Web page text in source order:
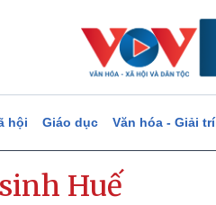
hội Giáo dục Văn hóa - Giải trí
Huế